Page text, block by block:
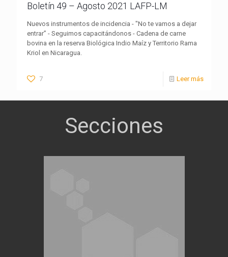
Boletín 49 – Agosto 2021 LAFP-LM
Nuevos instrumentos de incidencia - "No te vamos a dejar
entrar” - Seguimos capacitándonos - Cadena de carne
bovina en la reserva Biológica Indio Maíz y Territorio Rama
Kriol en Nicaragua.
7 Leer más